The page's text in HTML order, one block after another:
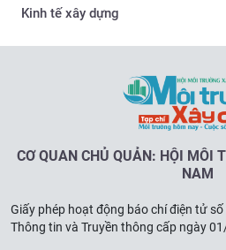
Kinh tế xây dựng
CƠ QUAN CHỦ QUẢN: HỘI MÔI
NAM
Giấy phép hoạt động báo chí điện tử
Thông tin và Truyền thông cấp ngày